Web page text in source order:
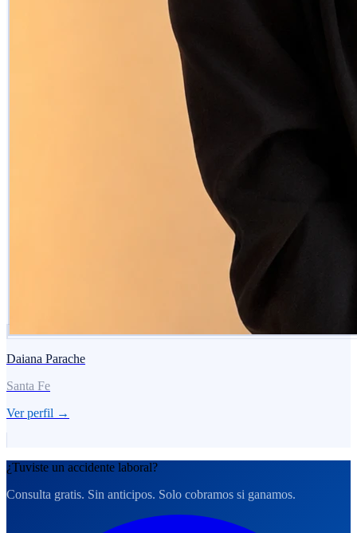
Daiana Parache
Santa Fe
Ver perfil →
¿Tuviste un accidente laboral?
Consulta gratis. Sin anticipos. Solo cobramos si ganamos.